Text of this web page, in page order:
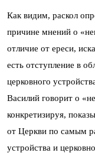
Как видим, раскол
причине мнений о
отличие от ереси,
есть отступление в
церковного
Василий говорит о
конкретизируя,
от Церкви по самым
устройства и